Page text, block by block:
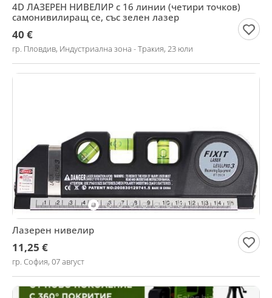
4D ЛАЗЕРЕН НИВЕЛИР с 16 линии (четири точков)
самонивилиращ се, със зелен лазер
40 €
гр. Пловдив, Индустриална зона - Тракия, 23 юли
Лазерен нивелир
11,25 €
гр. София, 07 август